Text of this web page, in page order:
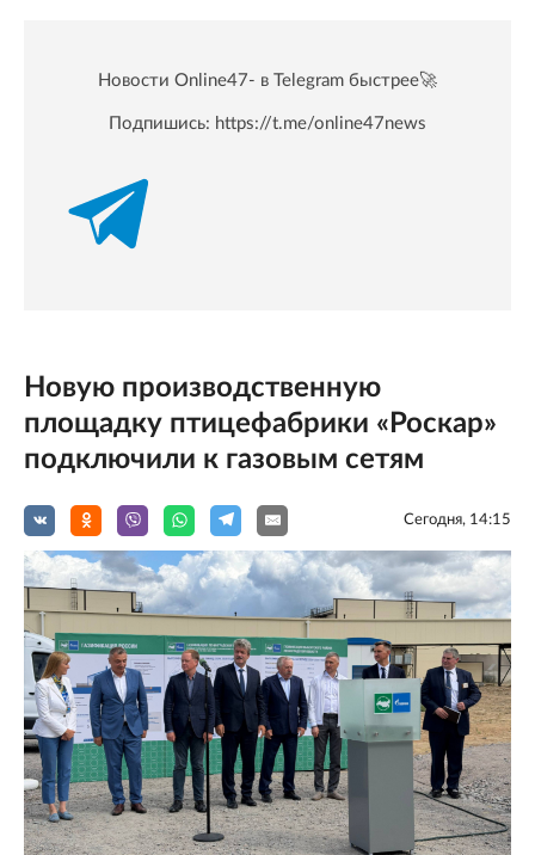
Новости Online47- в Telegram быстрее🚀
Подпишись: https://t.me/online47news
Новую производственную
площадку птицефабрики «Роскар»
подключили к газовым сетям
Сегодня, 14:15